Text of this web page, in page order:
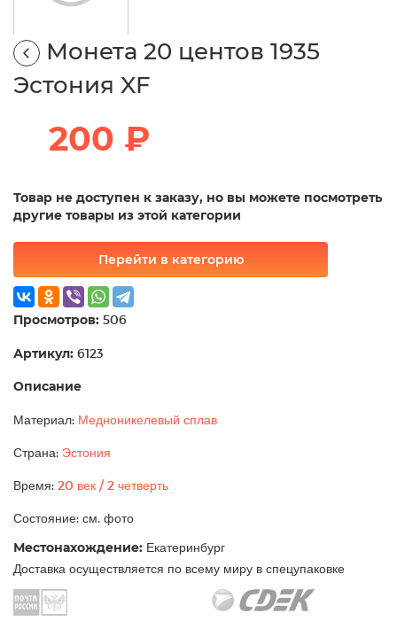
Монета 20 центов 1935
Эстония XF
200 ₽
Товар не доступен к заказу, но вы можете посмотреть
другие товары из этой категории
Перейти в категорию
Просмотров: 506
Артикул: 6123
Описание
Материал: Медноникелевый сплав
Страна: Эстония
Время: 20 век / 2 четверть
Состояние: см. фото
Местонахождение: Екатеринбург
Доставка осуществляется по всему миру в спецупаковке